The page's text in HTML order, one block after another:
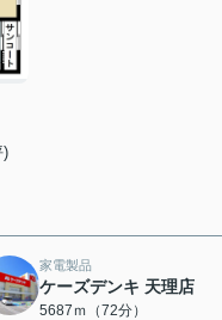
)
家電製品
ケーズデンキ 天理店
5687ｍ（72分）